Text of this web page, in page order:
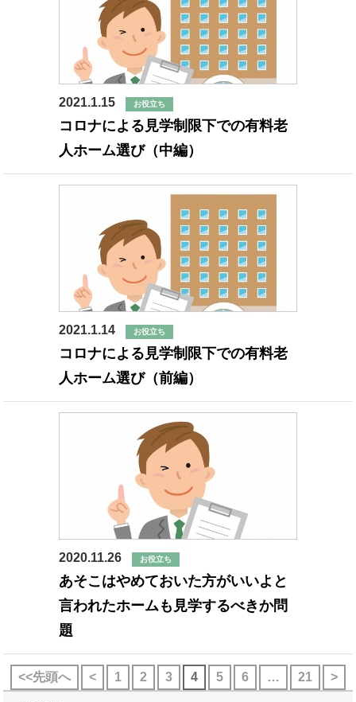
2021.1.15 お役立ち
コロナによる見学制限下での有料老
人ホーム選び（中編）
2021.1.14 お役立ち
コロナによる見学制限下での有料老
人ホーム選び（前編）
2020.11.26 お役立ち
あそこはやめておいた方がいいよと
言われたホームも見学するべきか問
題
<<先頭へ < 1 2 3 4 5 6 … 21 >